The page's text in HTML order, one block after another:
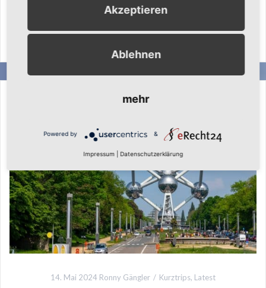
Weiterlesen
14. Mai 2024 Ronny Gängler Kurztrips, Latest
Akzeptieren
Ablehnen
mehr
Powered by &
Impressum Datenschutzerklärung